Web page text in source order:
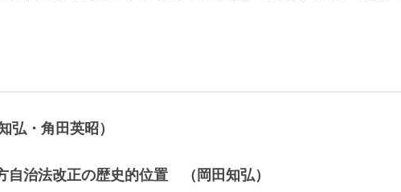
弘・角田英昭
治法改正の歴史的位置 岡田知弘